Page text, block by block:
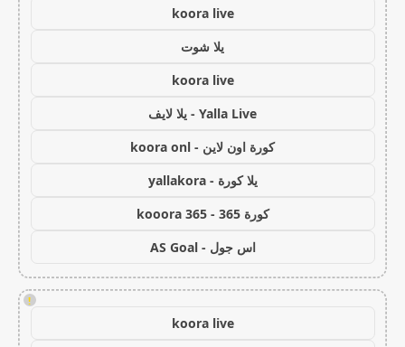
koora live
يلا شوت
koora live
Yalla Live - يلا لايف
كورة اون لاين - koora onl
يلا كورة - yallakora
كورة 365 - kooora 365
اس جول - AS Goal
!
koora live